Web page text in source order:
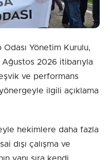
Yönetim Kurulu,
Ağustos 2026 itibarıyla
ve performans
ilgili açıklama
hekimlere daha fazla
dışı çalışma ve